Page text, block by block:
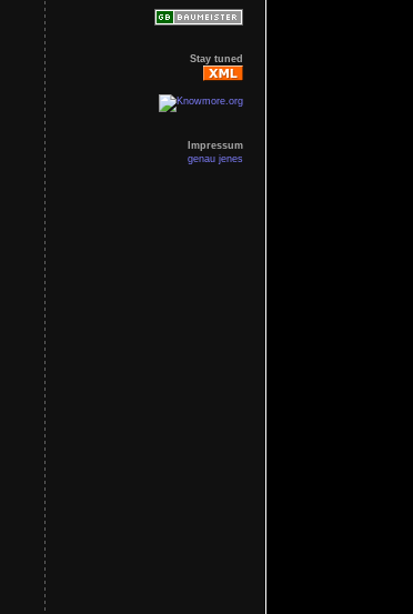
Stay tuned
Impressum
genau jenes